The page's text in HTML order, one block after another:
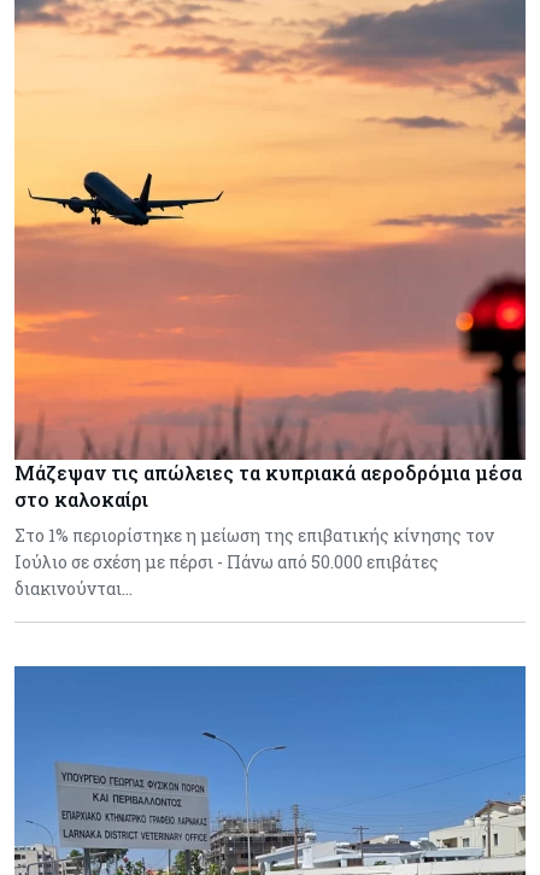
Μάζεψαν τις απώλειες τα κυπριακά αεροδρόμια μέσα
στο καλοκαίρι
Στο 1% περιορίστηκε η μείωση της επιβατικής κίνησης τον
Ιούλιο σε σχέση με πέρσι - Πάνω από 50.000 επιβάτες
διακινούνται…